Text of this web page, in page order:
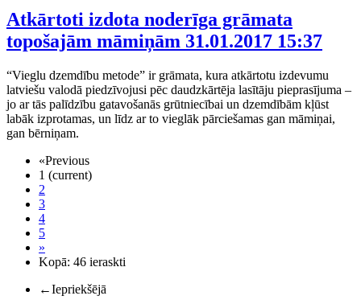
Atkārtoti izdota noderīga grāmata
topošajām māmiņām 31.01.2017 15:37
“Vieglu dzemdību metode” ir grāmata, kura atkārtotu izdevumu
latviešu valodā piedzīvojusi pēc daudzkārtēja lasītāju pieprasījuma –
jo ar tās palīdzību gatavošanās grūtniecībai un dzemdībām kļūst
labāk izprotamas, un līdz ar to vieglāk pārciešamas gan māmiņai,
gan bērniņam.
«Previous
1 (current)
2
3
4
5
»
Kopā: 46 ieraskti
←Iepriekšējā